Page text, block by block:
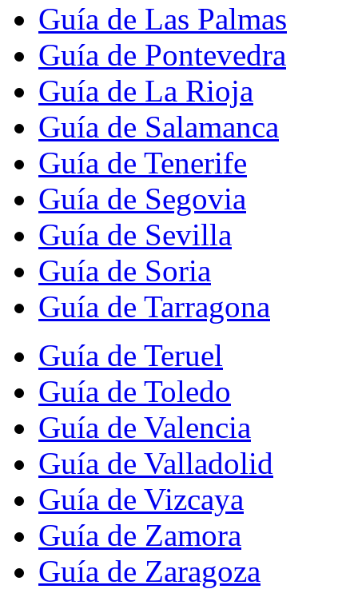
Guía de Las Palmas
Guía de Pontevedra
Guía de La Rioja
Guía de Salamanca
Guía de Tenerife
Guía de Segovia
Guía de Sevilla
Guía de Soria
Guía de Tarragona
Guía de Teruel
Guía de Toledo
Guía de Valencia
Guía de Valladolid
Guía de Vizcaya
Guía de Zamora
Guía de Zaragoza